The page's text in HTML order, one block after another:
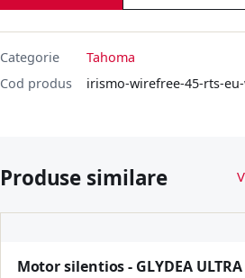
Categorie
Tahoma
Cod produs
irismo-wirefree-45-rts-
Produse similare
Motor silentios - GLYDEA ULTRA